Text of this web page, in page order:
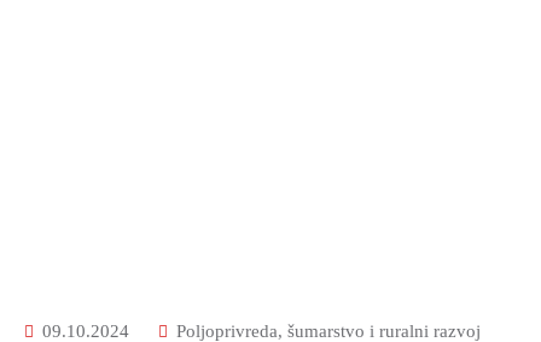
09.10.2024 Poljoprivreda, šumarstvo i ruralni razvoj